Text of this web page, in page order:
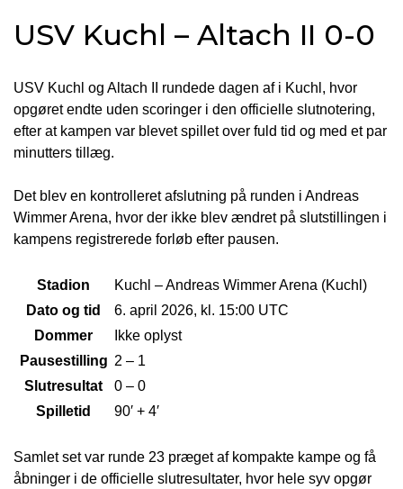
USV Kuchl – Altach II 0-0
USV Kuchl og Altach II rundede dagen af i Kuchl, hvor
opgøret endte uden scoringer i den officielle slutnotering,
efter at kampen var blevet spillet over fuld tid og med et par
minutters tillæg.
Det blev en kontrolleret afslutning på runden i Andreas
Wimmer Arena, hvor der ikke blev ændret på slutstillingen i
kampens registrerede forløb efter pausen.
Stadion
Kuchl – Andreas Wimmer Arena (Kuchl)
Dato og tid
6. april 2026, kl. 15:00 UTC
Dommer
Ikke oplyst
Pausestilling 2 – 1
Slutresultat
0 – 0
Spilletid
90′ + 4′
Samlet set var runde 23 præget af kompakte kampe og få
åbninger i de officielle slutresultater, hvor hele syv opgør